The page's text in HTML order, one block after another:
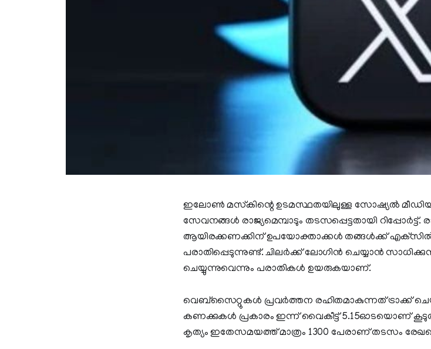
ഇലോണ്‍ മസ്‌കിന്റെ ഉടമസ്ഥതയിലുള്ള സോഷ്യല്‍ മീഡിയ
സേവനങ്ങള്‍ രാജ്യമെമ്പാടും തടസപ്പെട്ടതായി റിപ്പോര്‍ട്ട്.
ആയിരക്കണക്കിന് ഉപയോക്താക്കള്‍ തങ്ങള്‍ക്ക് എക്‌സില്‍
പരാതിപ്പെടുന്നുണ്ട്. ചിലര്‍ക്ക് ലോഗിന്‍ ചെയ്യാന്‍
ചെയ്യുന്നുവെന്നും പരാതികള്‍ ഉയരുകയാണ്.
വെബ്‌സൈറ്റുകള്‍ പ്രവര്‍ത്തന രഹിതമാകുന്നത് ട്രാക്ക്
കണക്കുകള്‍ പ്രകാരം ഇന്ന് വൈകീട്ട് 5.15ഓടയൊണ് കൂടുതല്‍
കൃത്യം ഇതേസമയത്ത് മാത്രം 1300 പേരാണ് തടസം